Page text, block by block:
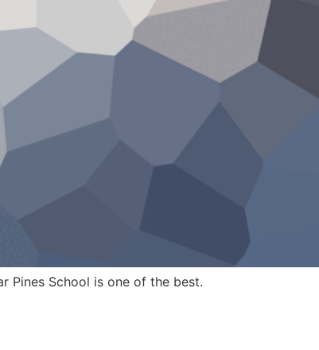
Pines School is one of the best.